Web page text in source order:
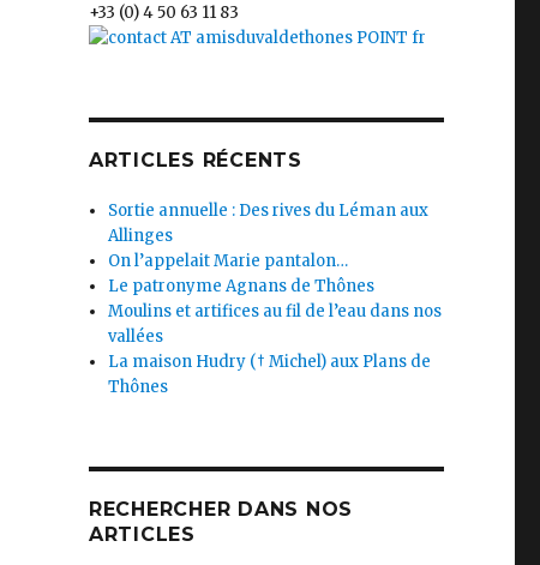
+33 (0) 4 50 63 11 83
ARTICLES RÉCENTS
Sortie annuelle : Des rives du Léman aux
Allinges
On l’appelait Marie pantalon…
Le patronyme Agnans de Thônes
Moulins et artifices au fil de l’eau dans nos
vallées
La maison Hudry († Michel) aux Plans de
Thônes
RECHERCHER DANS NOS
ARTICLES